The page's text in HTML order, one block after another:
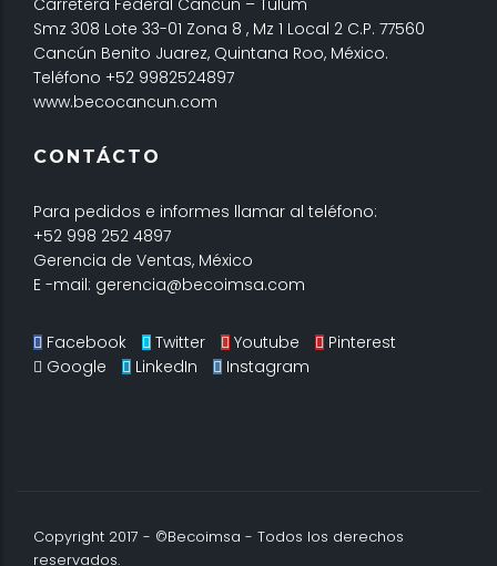
Smz 308 Lote 33-01 Zona 8 , Mz 1 Local 2 C.P. 77560
Cancún Benito Juarez, Quintana Roo, México.
Teléfono +52 9982524897
www.becocancun.com
CONTÁCTO
Para pedidos e informes llamar al teléfono:
+52 998 252 4897
Gerencia de Ventas, México
E -mail: gerencia@becoimsa.com
Facebook Twitter Youtube
Pinterest
Google
LinkedIn Instagram
Copyright 2017 - ©Becoimsa - Todos los derechos
reservados.